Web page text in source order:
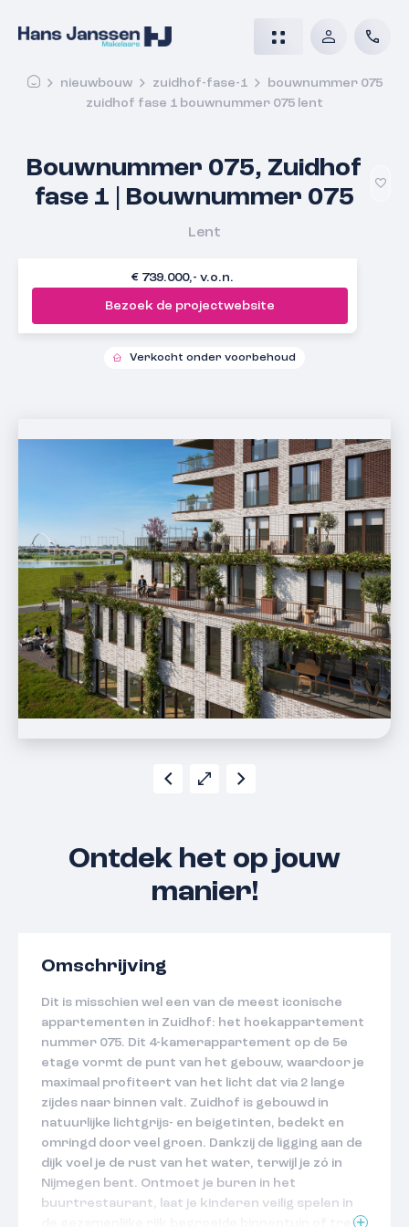
nieuwbouw zuidhof-fase-1
bouwnummer 075
zuidhof fase 1 bouwnummer 075 lent
Bouwnummer 075, Zuidhof
fase 1 | Bouwnummer 075
Lent
€ 739.000,- v.o.n.
Bezoek de projectwebsite
Verkocht onder voorbehoud
Ontdek het op jouw
manier!
Omschrijving
Dit is misschien wel een van de meest iconische
appartementen in Zuidhof: het hoekappartement
nummer 075. Dit 4-kamerappartement op de 5e
etage vormt de punt van het gebouw, waardoor je
maximaal profiteert van het licht dat via 2 lange
zijdes naar binnen valt. Zuidhof is gebouwd in
natuurlijke lichtgrijs- en beigetinten, bedekt en
omringd door veel groen. Dankzij de ligging aan de
dijk voel je de rust van het water, terwijl je zó in
Nijmegen bent. Ontmoet je buren in het
buurtrestaurant, laat je kinderen veilig spelen in
de gezamenlijke rijk begroeide binnentuin of trek